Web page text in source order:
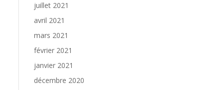
juillet 2021
avril 2021
mars 2021
février 2021
janvier 2021
décembre 2020